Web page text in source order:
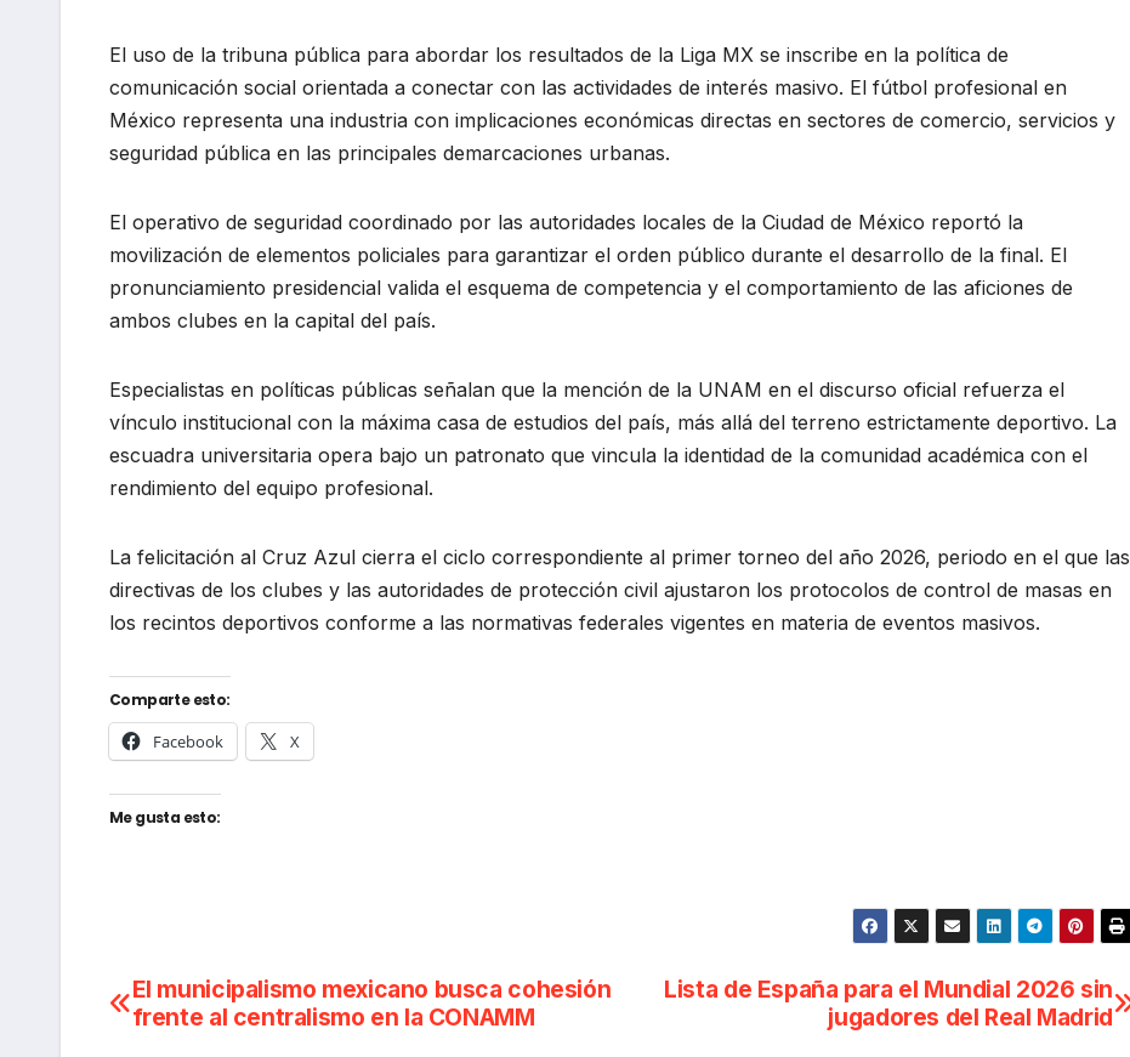
El uso de la tribuna pública para abordar los resultados de la Liga MX se inscribe en la política de
comunicación social orientada a conectar con las actividades de interés masivo. El fútbol profesional en
México representa una industria con implicaciones económicas directas en sectores de comercio, servicios y
seguridad pública en las principales demarcaciones urbanas.
El operativo de seguridad coordinado por las autoridades locales de la Ciudad de México reportó la
movilización de elementos policiales para garantizar el orden público durante el desarrollo de la final. El
pronunciamiento presidencial valida el esquema de competencia y el comportamiento de las aficiones de
ambos clubes en la capital del país.
Especialistas en políticas públicas señalan que la mención de la UNAM en el discurso oficial refuerza el
vínculo institucional con la máxima casa de estudios del país, más allá del terreno estrictamente deportivo. La
escuadra universitaria opera bajo un patronato que vincula la identidad de la comunidad académica con el
rendimiento del equipo profesional.
La felicitación al Cruz Azul cierra el ciclo correspondiente al primer torneo del año 2026, periodo en el que las
directivas de los clubes y las autoridades de protección civil ajustaron los protocolos de control de masas en
los recintos deportivos conforme a las normativas federales vigentes en materia de eventos masivos.
Comparte esto:
Facebook X
Me gusta esto:
Navegación
Lista de España para el Mundial 2026 sin
jugadores del Real Madrid
El municipalismo mexicano busca cohesión
frente al centralismo en la CONAMM